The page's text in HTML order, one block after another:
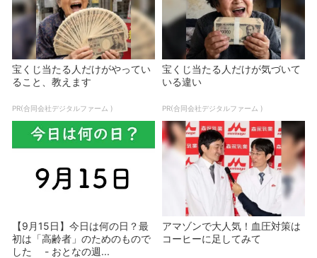
宝くじ当たる人だけがやってい
ること、教えます
PR(合同会社デジタルファーム )
宝くじ当たる人だけが気づいて
いる違い
PR(合同会社デジタルファーム )
【9月15日】今日は何の日？最
初は「高齢者」のためのもので
した - おとなの週...
アマゾンで大人気！血圧対策は
コーヒーに足してみて